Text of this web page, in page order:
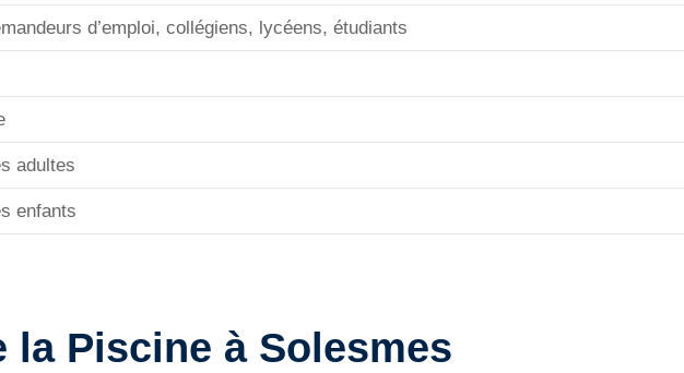
d’emploi, collégiens, lycéens, étudiants
adultes
enfants
la Piscine à Solesmes